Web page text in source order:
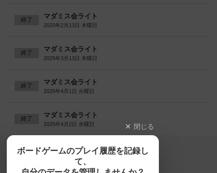
終了 マダミス会ライト
2025年2月13日 木曜日
終了 マダミス会ライト
2025年3月13日 木曜日
終了 マダミス会ライト
2025年4月1日 火曜日
終了 マダミス会ライト
2025年4月2日 水曜日 閉じる
ボードゲームのプレイ履歴を記録し
て、
【ボドゲーマ】ボードゲームの総合情報サイト